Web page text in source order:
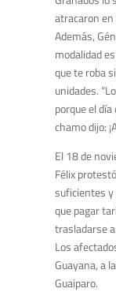
atracaron
Además,
modalidad
que te roba
unidades.
porque el
chamo dijo:
El 18 de
Félix
suficientes y
que pagar
trasladarse
Los
Guayana, a
Guaiparo.